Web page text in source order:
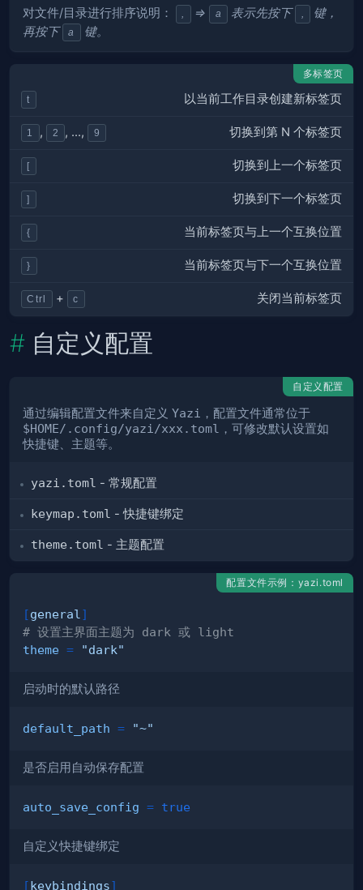
对文件/目录进行排序说明： , ⇒ a 表示先按下 ,
键，
再按下
a 键。
多标签页
t 以当前工作目录创建新标签页
1 , 2 , ..., 9 切换到第 N 个标签页
[ 切换到上一个标签页
] 切换到下一个标签页
{ 当前标签页与上一个互换位置
} 当前标签页与下一个互换位置
Ctrl + c 关闭当前标签页
自定义配置
自定义配置
通过编辑配置文件来自定义 Yazi ，配置文件通常位于
$HOME/.config/yazi/xxx.toml ，可修改默认设置如
快捷键、主题等。
yazi.toml - 常规配置
keymap.toml - 快捷键绑定
theme.toml - 主题配置
配置文件示例：yazi.toml
[general ]
# 设置主界面主题为 dark 或 light
theme = "dark"
启动时的默认路径
default_path = "~"
是否启用自动保存配置
auto_save_config = true
自定义快捷键绑定
[keybindings]